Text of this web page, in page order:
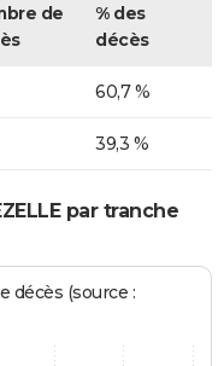
de
% des
décès
60,7 %
39,3 %
par tranche
décès (source :